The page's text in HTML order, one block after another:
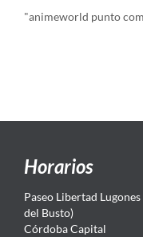
"animeworld punto
Horarios
Paseo Libertad
del Busto)
Córdoba Capital